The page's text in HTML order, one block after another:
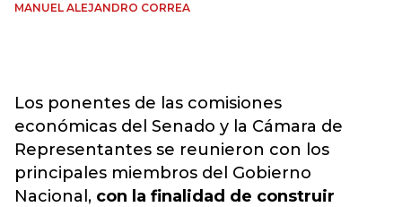
MANUEL ALEJANDRO CORREA
Los ponentes de las comisiones
económicas del Senado y la Cámara de
Representantes se reunieron con los
principales miembros del Gobierno
Nacional, con la finalidad de construir